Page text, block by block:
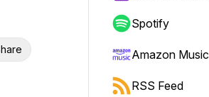
Spotify
Amazon Music
RSS Feed